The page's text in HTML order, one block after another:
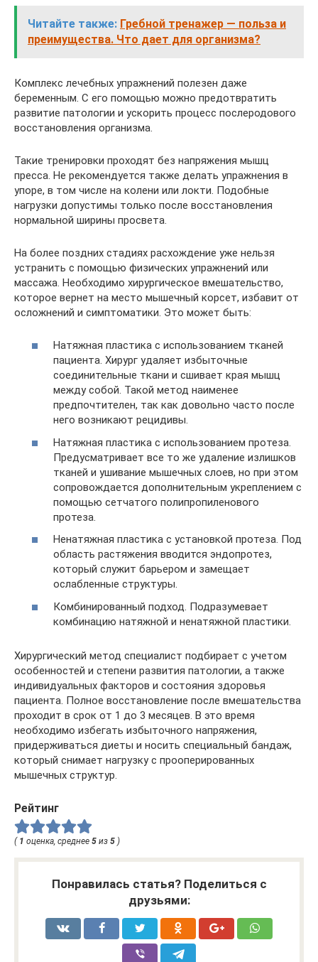
Читайте также: Гребной тренажер — польза и
преимущества. Что дает для организма?
Комплекс лечебных упражнений полезен даже
беременным. С его помощью можно предотвратить
развитие патологии и ускорить процесс послеродового
восстановления организма.
Такие тренировки проходят без напряжения мышц
пресса. Не рекомендуется также делать упражнения в
упоре, в том числе на колени или локти. Подобные
нагрузки допустимы только после восстановления
нормальной ширины просвета.
На более поздних стадиях расхождение уже нельзя
устранить с помощью физических упражнений или
массажа. Необходимо хирургическое вмешательство,
которое вернет на место мышечный корсет, избавит от
осложнений и симптоматики. Это может быть:
Натяжная пластика с использованием тканей
пациента. Хирург удаляет избыточные
соединительные ткани и сшивает края мышц
между собой. Такой метод наименее
предпочтителен, так как довольно часто после
него возникают рецидивы.
Натяжная пластика с использованием протеза.
Предусматривает все то же удаление излишков
тканей и ушивание мышечных слоев, но при этом
сопровождается дополнительным укреплением с
помощью сетчатого полипропиленового
протеза.
Ненатяжная пластика с установкой протеза. Под
область растяжения вводится эндопротез,
который служит барьером и замещает
ослабленные структуры.
Комбинированный подход. Подразумевает
комбинацию натяжной и ненатяжной пластики.
Хирургический метод специалист подбирает с учетом
особенностей и степени развития патологии, а также
индивидуальных факторов и состояния здоровья
пациента. Полное восстановление после вмешательства
проходит в срок от 1 до 3 месяцев. В это время
необходимо избегать избыточного напряжения,
придерживаться диеты и носить специальный бандаж,
который снимает нагрузку с прооперированных
мышечных структур.
Рейтинг
( 1 оценка, среднее 5 из 5 )
Понравилась статья? Поделиться с
друзьями: